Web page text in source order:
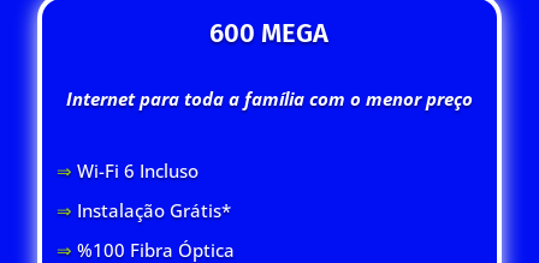
600 MEGA
Internet para toda a família com o menor preço
⇒ Wi-Fi 6 Incluso
⇒ Instalação Grátis*
⇒ %100 Fibra Óptica